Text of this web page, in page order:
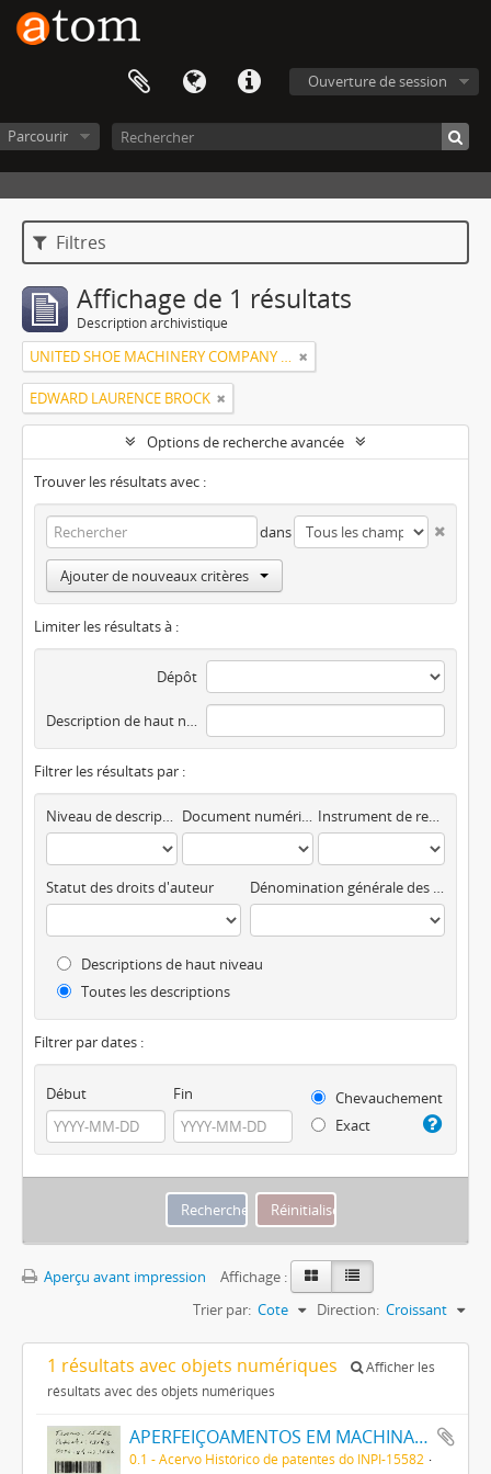
Ouverture de session
Parcourir
Filtres
Affichage de 1 résultats
Description archivistique
UNITED SHOE MACHINERY COMPANY OF SOUTH AMERICA
EDWARD LAURENCE BROCK
Options de recherche avancée
Trouver les résultats avec :
dans
Ajouter de nouveaux critères
Limiter les résultats à :
Dépôt
Description de haut niveau
Filtrer les résultats par :
Niveau de description Document numérique disponible Instrument de recherche
Statut des droits d'auteur Dénomination générale des documents
Descriptions de haut niveau
Toutes les descriptions
Filtrer par dates :
Début Fin
Chevauchement
Exact
Aperçu avant impression
Affichage :
Trier par: Cote Direction: Croissant
1 résultats avec objets numériques
Afficher les
résultats avec des objets numériques
APERFEIÇOAMENTOS EM MACHINAS DE ENFORMAR CALÇADO
0.1 - Acervo Histórico de patentes do INPI-15582